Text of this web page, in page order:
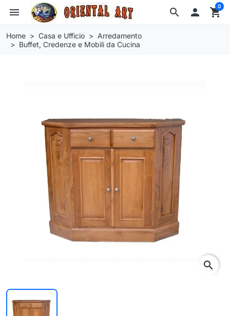
search
menu  shopping_cart
0
Home Casa e Ufficio
Arredamento
Buffet, Credenze e Mobili da Cucina
search